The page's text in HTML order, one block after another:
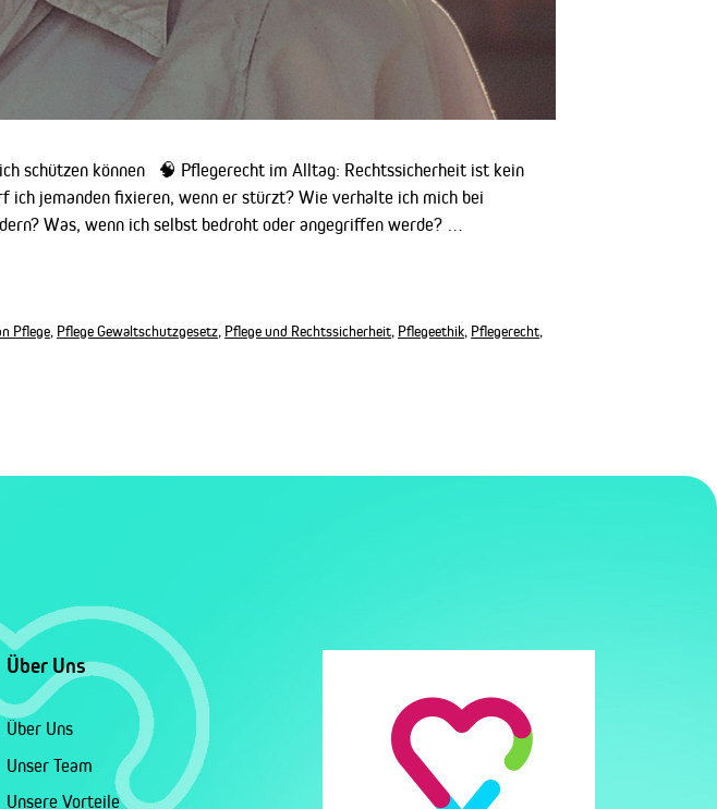
schützen können 🧠 Pflegerecht im Alltag: Rechtssicherheit ist kein
ich jemanden fixieren, wenn er stürzt? Wie verhalte ich mich bei
Was, wenn ich selbst bedroht oder angegriffen werde? …
Pflege, Pflege Gewaltschutzgesetz, Pflege und Rechtssicherheit, Pflegeethik, Pflegerecht,
Über Uns
Über Uns
Unser Team
Unsere Vorteile